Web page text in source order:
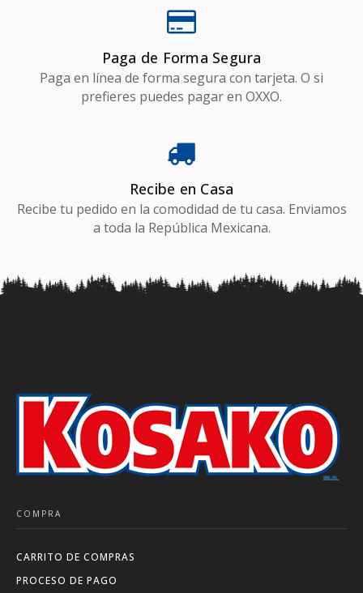
Paga de Forma Segura
Paga en línea de forma segura con tarjeta. O si
prefieres puedes pagar en OXXO.
Recibe en Casa
Recibe tu pedido en la comodidad de tu casa. Enviamos
a toda la República Mexicana.
COMPRA
CARRITO DE COMPRAS
PROCESO DE PAGO